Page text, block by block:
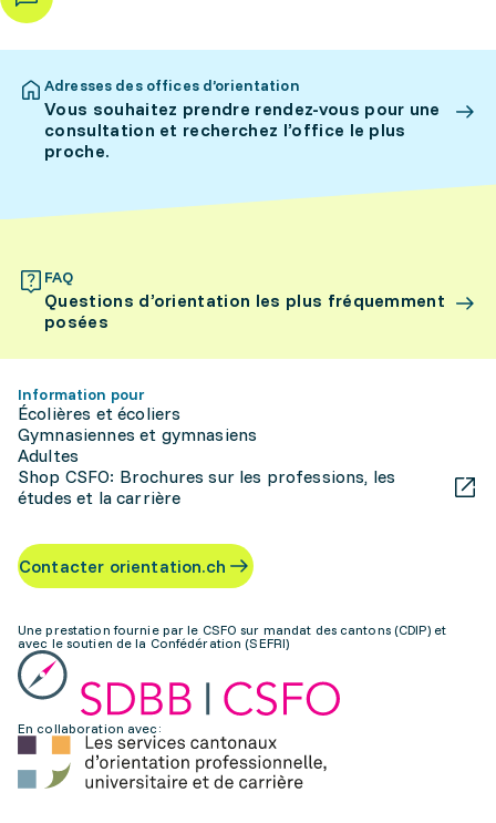
Adresses des offices d’orientation
Vous souhaitez prendre rendez-vous pour une
consultation et recherchez l’office le plus
proche.
FAQ
Questions d’orientation les plus fréquemment
posées
Information pour
Écolières et écoliers
Gymnasiennes et gymnasiens
Adultes
Shop CSFO: Brochures sur les professions, les
études et la carrière
Contacter orientation.ch
Une prestation fournie par le CSFO sur mandat des cantons (CDIP) et
avec le soutien de la Confédération (SEFRI)
En collaboration avec: